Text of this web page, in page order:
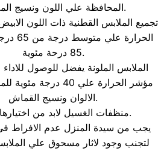
المحافظة علي اللون ونسيج الملابس.
تجميع الملابس القطنية ذات اللون
الحرارة
85 درحة مئوية.
الملابس الملونة يفضل للوصول
مؤشر الحرارة علي 40
الالوان ونسيج القماش.
منظفات الغسيل لابد من اختيارها بعناية.
يجب من سيدة المنزل عدم الافراط
لتجنب وجود لاثار مسحوق علي